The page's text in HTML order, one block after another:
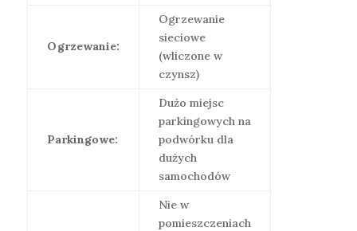
Ogrzewanie:
Ogrzewanie
sieciowe
(wliczone w
czynsz)
Parkingowe:
Dużo miejsc
parkingowych na
podwórku dla
dużych
samochodów
Nie w
pomieszczeniach